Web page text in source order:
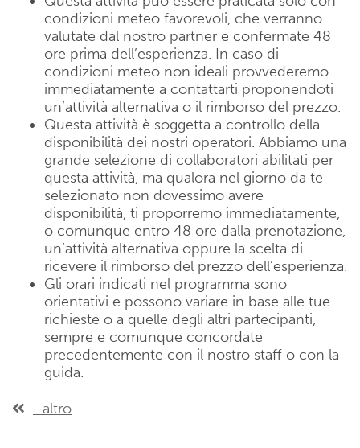
condizioni meteo favorevoli, che verranno
valutate dal nostro partner e confermate 48
ore prima dell’esperienza. In caso di
condizioni meteo non ideali provvederemo
immediatamente a contattarti proponendoti
un’attività alternativa o il rimborso del prezzo.
Questa attività è soggetta a controllo della
disponibilità dei nostri operatori. Abbiamo una
grande selezione di collaboratori abilitati per
questa attività, ma qualora nel giorno da te
selezionato non dovessimo avere
disponibilità, ti proporremo immediatamente,
o comunque entro 48 ore dalla prenotazione,
un’attività alternativa oppure la scelta di
ricevere il rimborso del prezzo dell’esperienza.
Gli orari indicati nel programma sono
orientativi e possono variare in base alle tue
richieste o a quelle degli altri partecipanti,
sempre e comunque concordate
precedentemente con il nostro staff o con la
guida.
...altro